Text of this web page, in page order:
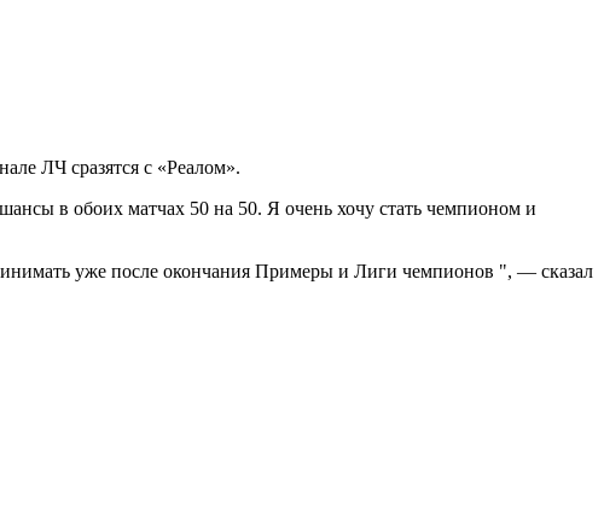
ЛЧ сразятся с «Реалом».
в обоих матчах 50 на 50. Я очень хочу стать чемпионом и
уже после окончания Примеры и Лиги чемпионов ", — сказал